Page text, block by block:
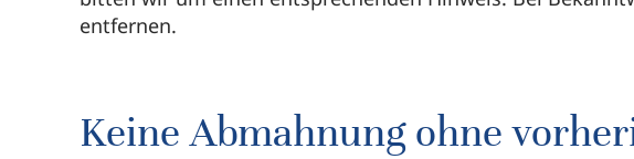
entfernen.
Keine Abmahnung ohne